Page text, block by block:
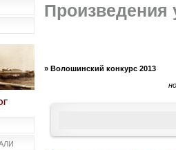
Произведения
» Волошинский конкурс 2013